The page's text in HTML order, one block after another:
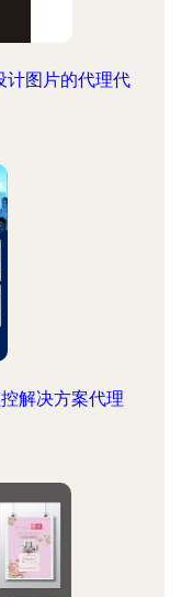
计图片的代理代
解决方案代理